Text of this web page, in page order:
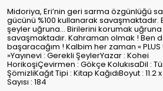
Midoriya, Eri’nin geri sarma özgünlüğü
gücünü %100 kullanarak savaşmaktadır.
şeyler uğruna… Birilerini korumak uğruna
savaşmaktadır. Kahraman olmak ! Ben
başaracağım ! Kalbim her zaman « PLUS
»Yayınevi : Gerekli ŞeylerYazar : Kohei
HorikoşiÇevirmen : Gökçe KolukısaDil :
ŞömizliKağıt Tipi : Kitap KağıdıBoyut : 11.2
Sayısı : 184